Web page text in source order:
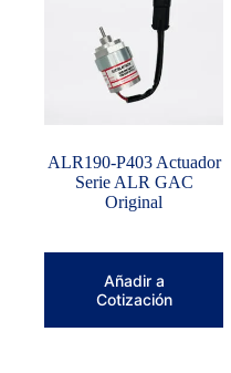
ALR190-P403 Actuador
Serie ALR GAC
Original
Añadir a
Cotización